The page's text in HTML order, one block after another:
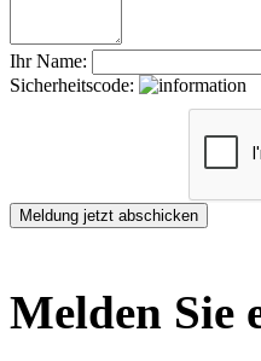
Ihr Name:
Sicherheitscode:
Melden Sie